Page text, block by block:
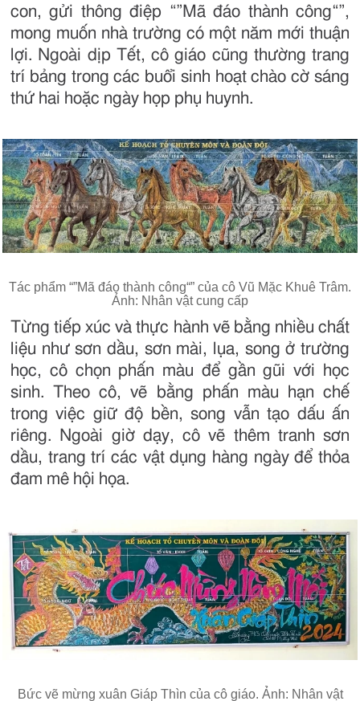
con, gửi thông điệp “”Mã đáo thành công“”,
mong muốn nhà trường có một năm mới thuận
lợi. Ngoài dịp Tết, cô giáo cũng thường trang
trí bảng trong các buổi sinh hoạt chào cờ sáng
thứ hai hoặc ngày họp phụ huynh.
Tác phẩm “”Mã đáo thành công“” của cô Vũ Mặc Khuê Trâm.
Ảnh: Nhân vật cung cấp
Từng tiếp xúc và thực hành vẽ bằng nhiều chất
liệu như sơn dầu, sơn mài, lụa, song ở trường
học, cô chọn phấn màu để gần gũi với học
sinh. Theo cô, vẽ bằng phấn màu hạn chế
trong việc giữ độ bền, song vẫn tạo dấu ấn
riêng. Ngoài giờ dạy, cô vẽ thêm tranh sơn
dầu, trang trí các vật dụng hàng ngày để thỏa
đam mê hội họa.
Bức vẽ mừng xuân Giáp Thìn của cô giáo. Ảnh: Nhân vật